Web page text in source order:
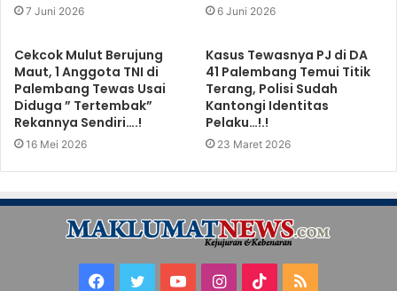
7 Juni 2026 6 Juni 2026
Cekcok Mulut Berujung
Maut, 1 Anggota TNI di
Palembang Tewas Usai
Diduga ” Tertembak”
Rekannya Sendiri….!
16 Mei 2026
Kasus Tewasnya PJ di DA
41 Palembang Temui Titik
Terang, Polisi Sudah
Kantongi Identitas
Pelaku…!.!
23 Maret 2026
Facebook
TwitterYouTubeInstagram
TikTokRSS